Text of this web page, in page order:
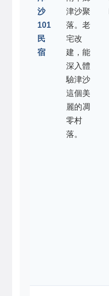
沙
101
民
宿
津沙聚
落。老
宅改
建，能
深入體
驗津沙
這個美
麗的凋
零村
落。